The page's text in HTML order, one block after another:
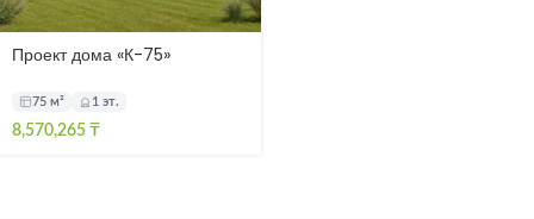
Проект дома «К-75»
75 м² 1 эт.
8,570,265 ₸